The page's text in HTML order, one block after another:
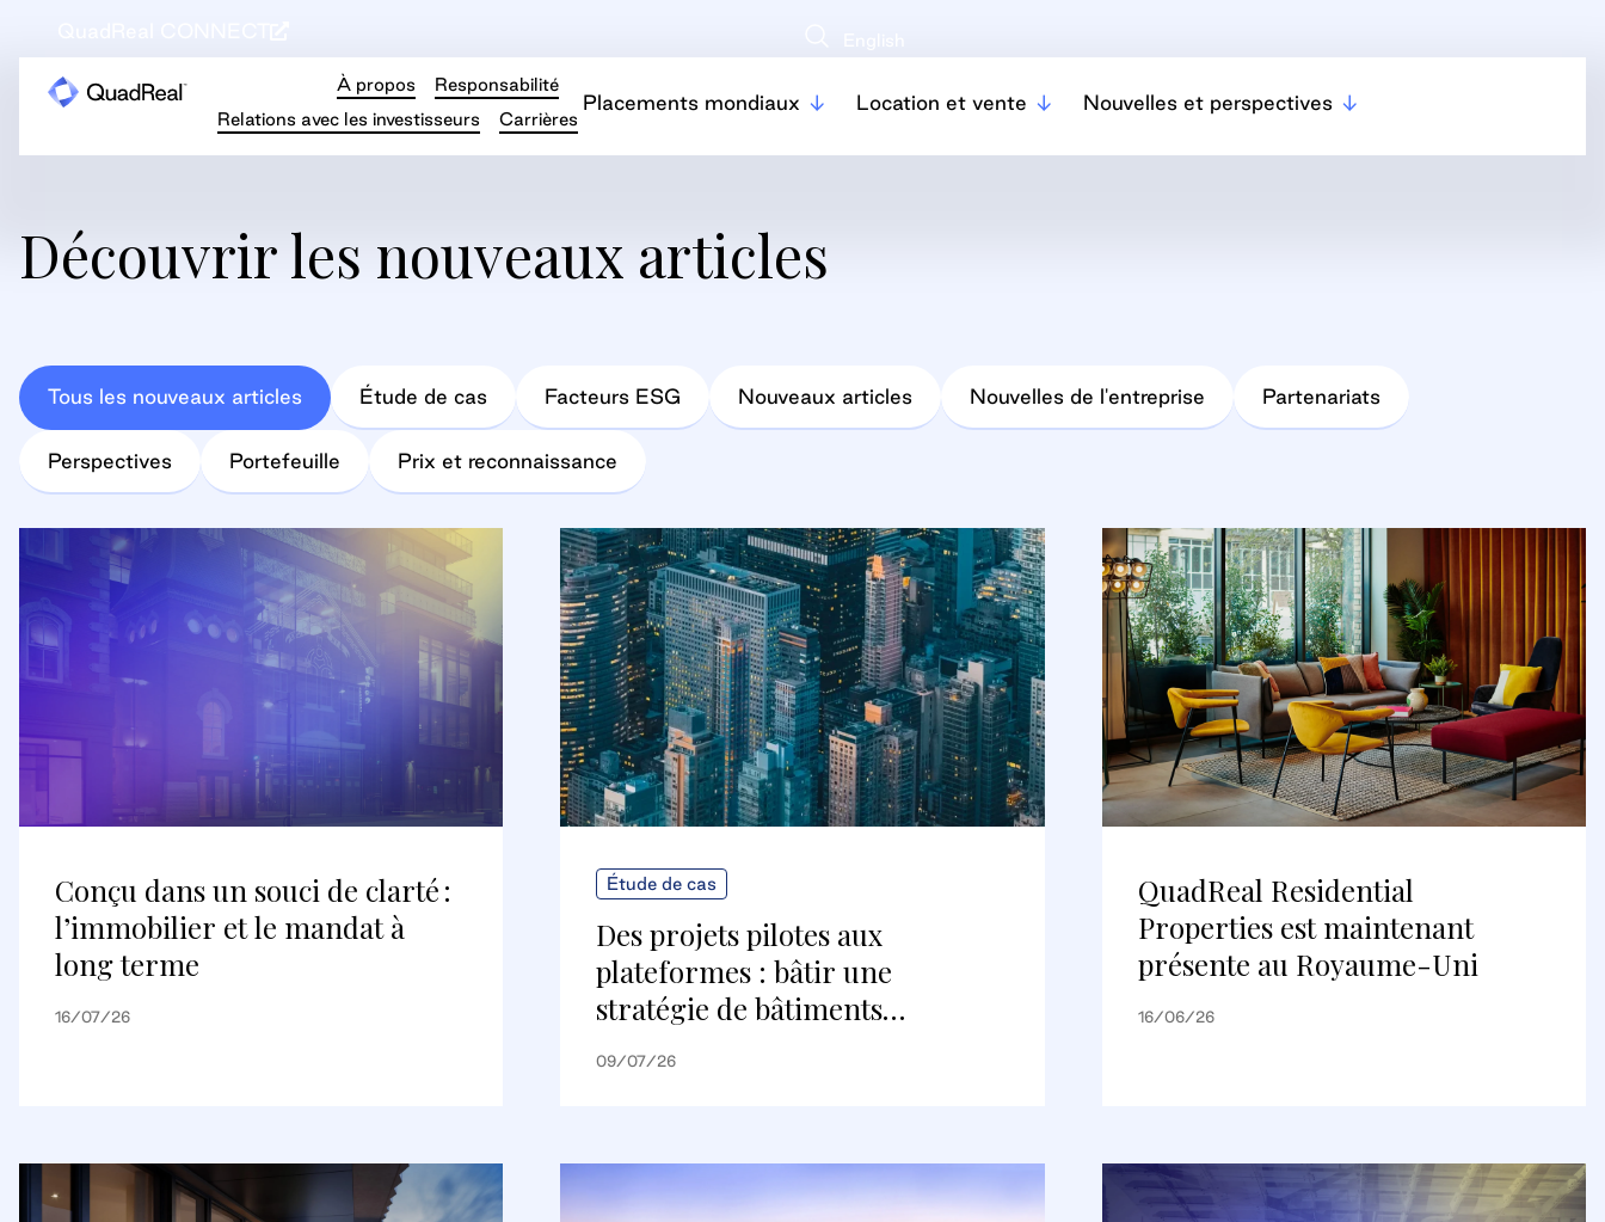
Placements mondiaux Location et vente Nouvelles et perspectives
À propos
Responsabilité
Relations avec les investisseurs
Carrières
Découvrir les nouveaux articles
Tous les nouveaux articles Étude de cas Facteurs ESG Nouveaux articles Nouvelles de l'entreprise Partenariats
Perspectives Portefeuille Prix et reconnaissance
Conçu dans un souci de clarté :
l’immobilier et le mandat à
long terme
16/07/26
Étude de cas
Des projets pilotes aux
plateformes : bâtir une
stratégie de bâtiments
numériques évolutive
09/07/26
QuadReal Residential
Properties est maintenant
présente au Royaume-Uni
16/06/26